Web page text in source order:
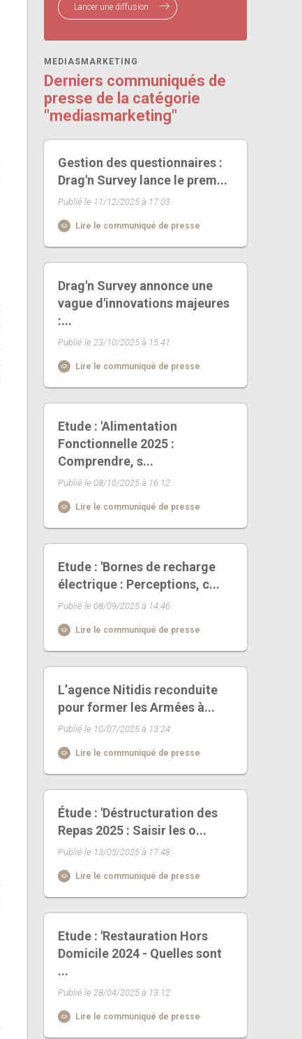
Lancer une diffusion
MEDIASMARKETING
Derniers communiqués de
presse de la catégorie
"mediasmarketing"
Gestion des questionnaires :
Drag'n Survey lance le prem...
Publié le 11/12/2025 à 17:03
Lire le communiqué de presse
Drag'n Survey annonce une
vague d'innovations majeures
:...
Publié le 23/10/2025 à 15:41
Lire le communiqué de presse
Etude : 'Alimentation
Fonctionnelle 2025 :
Comprendre, s...
Publié le 08/10/2025 à 16:12
Lire le communiqué de presse
Etude : 'Bornes de recharge
électrique : Perceptions, c...
Publié le 08/09/2025 à 14:46
Lire le communiqué de presse
L’agence Nitidis reconduite
pour former les Armées à...
Publié le 10/07/2025 à 13:24
Lire le communiqué de presse
Étude : 'Déstructuration des
Repas 2025 : Saisir les o...
Publié le 13/05/2025 à 17:48
Lire le communiqué de presse
Etude : 'Restauration Hors
Domicile 2024 - Quelles sont
...
Publié le 28/04/2025 à 13:12
Lire le communiqué de presse